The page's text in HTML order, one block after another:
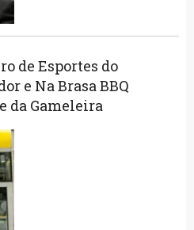
de Esportes do
e Na Brasa BBQ
da Gameleira